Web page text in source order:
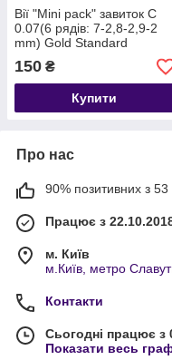
Вії "Mini pack" завиток C
0.07(6 рядів: 7-2,8-2,9-2
mm) Gold Standard
150 ₴
Купити
Про нас
90% позитивних з 53
Працює з
м. Київ
м.Київ, метро
Контакти
Сьогодні працює з
Показати весь